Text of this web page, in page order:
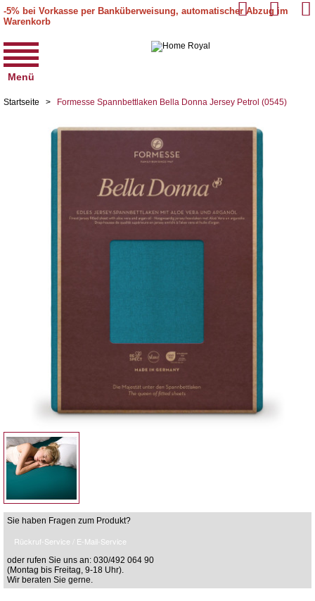
-5% bei Vorkasse per Banküberweisung, automatischer Abzug im
Warenkorb
Menü
Startseite > Formesse Spannbettlaken Bella Donna Jersey Petrol (0545)
Sie haben Fragen zum Produkt?
Rückruf-Service / E-Mail-Service
oder rufen Sie uns an: 030/492 064 90
(Montag bis Freitag, 9-18 Uhr).
Wir beraten Sie gerne.